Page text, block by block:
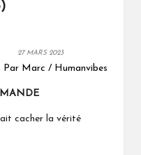
27 MARS 2023
Par Marc / Humanvibes
cacher la vérité